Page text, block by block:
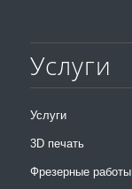
Услуги
Услуги
3D печать
Фрезерные работы